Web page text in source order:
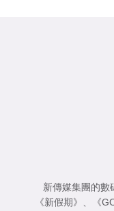
新傳媒集團的數
《新假期》 、 《